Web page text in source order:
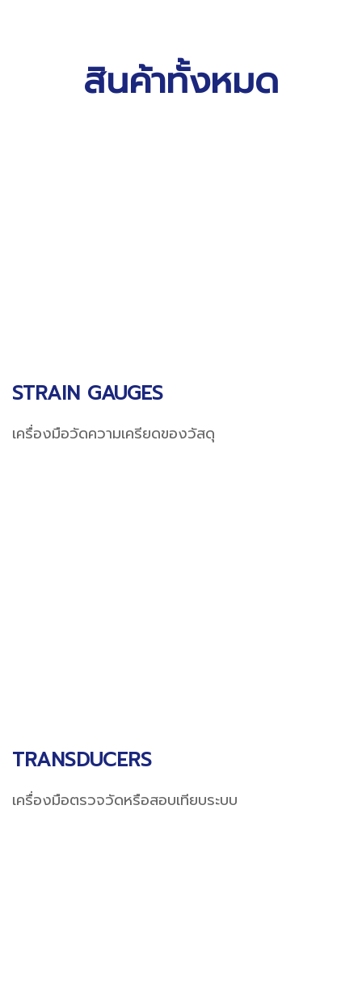
สินค้าทั้งหมด
STRAIN GAUGES
เครื่องมือวัดความเครียดของวัสดุ
TRANSDUCERS
เครื่องมือตรวจวัดหรือสอบเทียบระบบ